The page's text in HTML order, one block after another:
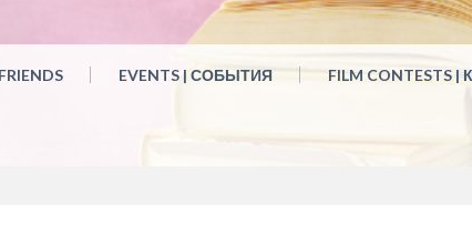
EVENTS | СОБЫТИЯ FILM